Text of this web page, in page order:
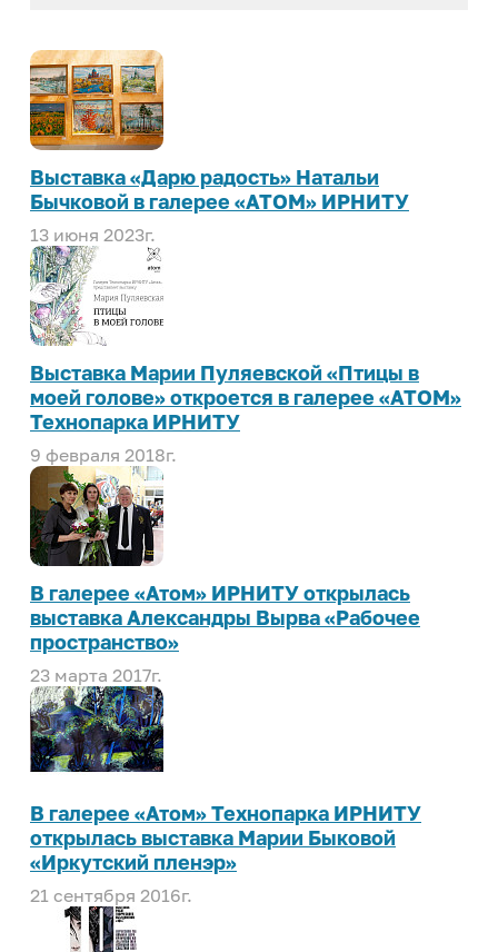
Выставка «Дарю радость» Натальи
Бычковой в галерее «АТОМ» ИРНИТУ
13 июня 2023г.
Выставка Марии Пуляевской «Птицы в
моей голове» откроется в галерее «АТОМ»
Технопарка ИРНИТУ
9 февраля 2018г.
В галерее «Атом» ИРНИТУ открылась
выставка Александры Вырва «Рабочее
пространство»
23 марта 2017г.
В галерее «Атом» Технопарка ИРНИТУ
открылась выставка Марии Быковой
«Иркутский пленэр»
21 сентября 2016г.